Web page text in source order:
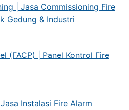
| Jasa Commissioning Fire
Gedung & Industri
(FACP) | Panel Kontrol Fire
Instalasi Fire Alarm